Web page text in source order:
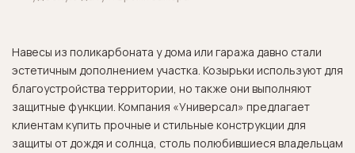
Навесы из поликарбоната у дома или гаража давно стали
эстетичным дополнением участка. Козырьки используют для
благоустройства территории, но также они выполняют
защитные функции. Компания «Универсал» предлагает
клиентам купить прочные и стильные конструкции для
защиты от дождя и солнца, столь полюбившиеся владельцам